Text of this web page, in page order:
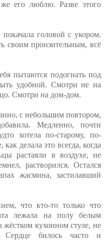
его люблю. Разве этого
головой с укором.
своим пронзительным, всё
пытаются подогнать под
удобной. Смотри не на
Смотри на дом-дом.
с небольшим повтором,
Медленно, почти
хотела по-старому, по-
делала это всегда, когда
растаяли в воздухе, не
растворился. Остался
жасмина, застилавший
что кто-то только что
лежала на полу белым
кухонном стуле, не
Сердце билось часто и